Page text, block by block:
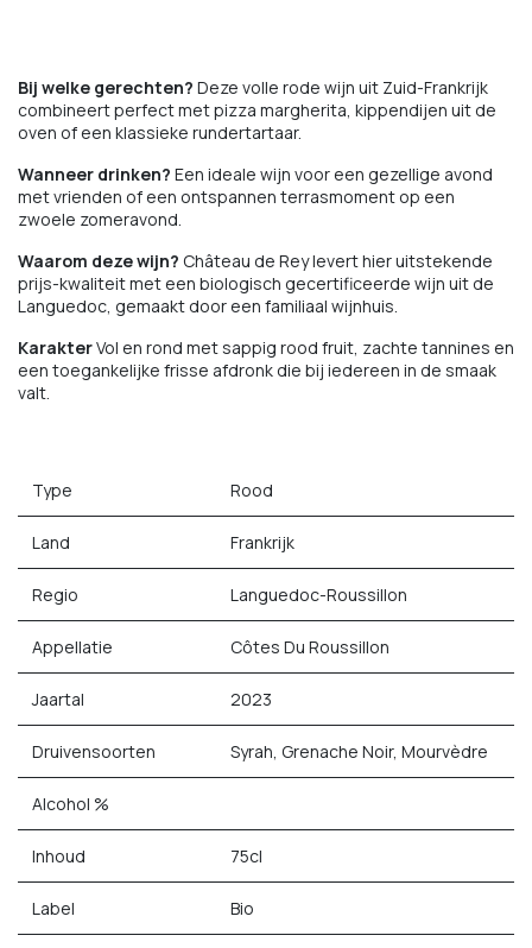
Bij welke gerechten? Deze volle rode wijn uit Zuid-Frankrijk
combineert perfect met pizza margherita, kippendijen uit de
oven of een klassieke rundertartaar.
Wanneer drinken? Een ideale wijn voor een gezellige avond
met vrienden of een ontspannen terrasmoment op een
zwoele zomeravond.
Waarom deze wijn? Château de Rey levert hier uitstekende
prijs-kwaliteit met een biologisch gecertificeerde wijn uit de
Languedoc, gemaakt door een familiaal wijnhuis.
KarakterVol en rond met sappig rood fruit, zachte tannines en
een toegankelijke frisse afdronk die bij iedereen in de smaak
valt.
Type Rood
Land Frankrijk
Regio Languedoc-Roussillon
Appellatie Côtes Du Roussillon
Jaartal 2023
Druivensoorten Syrah, Grenache Noir, Mourvèdre
Alcohol %
Inhoud 75cl
Label Bio